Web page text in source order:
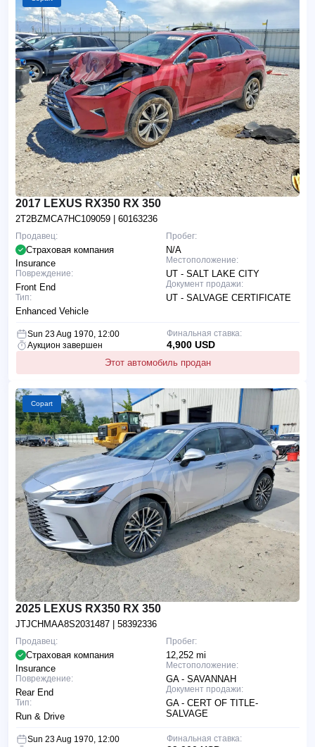
2017 LEXUS RX350 RX 350
2T2BZMCA7HC109059 | 60163236
Пробег:
N/A
Местоположение:
UT - SALT LAKE CITY
Документ продажи:
UT - SALVAGE CERTIFICATE
Продавец:
Страховая компания
Insurance
Повреждение:
Front End
Тип:
Enhanced Vehicle
Sun 23 Aug 1970, 12:00
Аукцион завершен
Этот автомобиль продан
Финальная ставка:
4,900 USD
Copart
2025 LEXUS RX350 RX 350
JTJCHMAA8S2031487 | 58392336
Пробег:
12,252 mi
Местоположение:
GA - SAVANNAH
Документ продажи:
GA - CERT OF TITLE-
SALVAGE
Продавец:
Страховая компания
Insurance
Повреждение:
Rear End
Тип:
Run & Drive
Sun 23 Aug 1970, 12:00
Финальная ставка: